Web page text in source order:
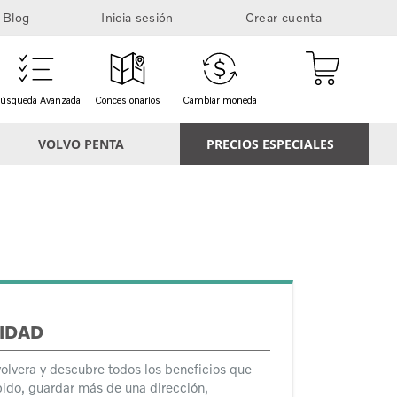
Blog Inicia sesión Crear cuenta
Avanzada Concesionarios Cambiar moneda
VOLVO PENTA PRECIOS ESPECIALES
y descubre todos los beneficios que
guardar más de una dirección,